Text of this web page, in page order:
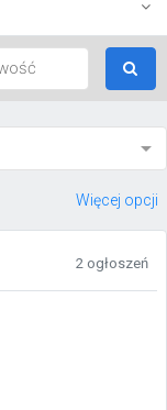
Więcej opcji
2 ogłoszeń